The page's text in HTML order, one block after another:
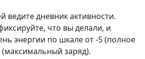
ведите дневник активности.
что вы делали, и
энергии по шкале от -5 (полное
заряд).